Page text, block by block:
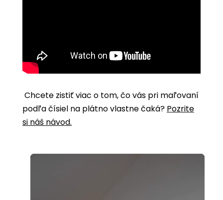
Chcete zistiť viac o tom, čo vás pri maľovaní
podľa čísiel na plátno vlastne čaká? Pozrite
si náš návod.